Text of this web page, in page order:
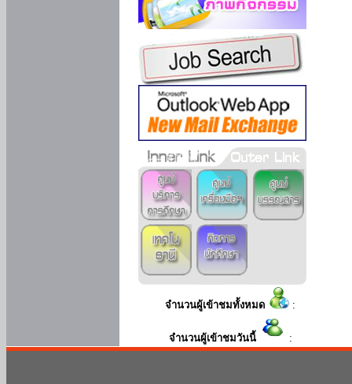
จำนวนผู้เข้าชมทั้งหมด :
จำนวนผู้เข้าชมวันนี้ :